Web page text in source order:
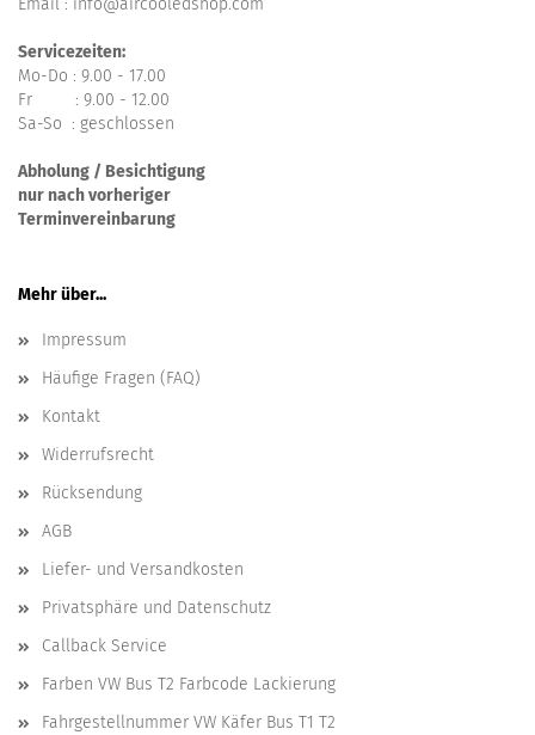
Email : info@aircooledshop.com
Servicezeiten:
Mo-Do : 9.00 - 17.00
Fr : 9.00 - 12.00
Sa-So : geschlossen
Abholung / Besichtigung
nur nach vorheriger
Terminvereinbarung
Mehr über...
Impressum
Häufige Fragen (FAQ)
Kontakt
Widerrufsrecht
Rücksendung
AGB
Liefer- und Versandkosten
Privatsphäre und Datenschutz
Callback Service
Farben VW Bus T2 Farbcode Lackierung
Fahrgestellnummer VW Käfer Bus T1 T2